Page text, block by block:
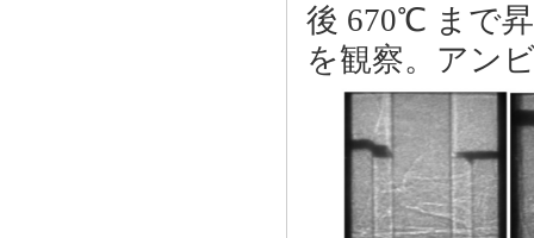
後 670℃ まで
を観察。アン